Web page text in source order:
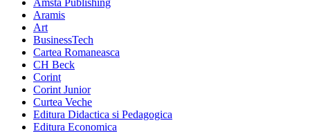
Aramis
Art
BusinessTech
Cartea Romaneasca
CH Beck
Corint
Corint Junior
Curtea Veche
Editura Didactica si Pedagogica
Editura Economica